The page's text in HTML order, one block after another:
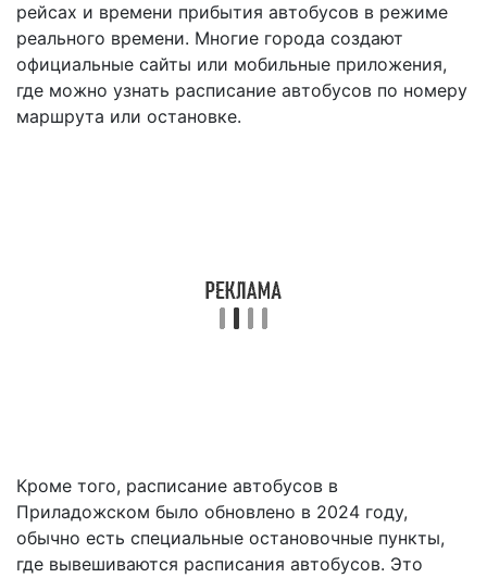
рейсах и времени прибытия автобусов в режиме
реального времени. Многие города создают
официальные сайты или мобильные приложения,
где можно узнать расписание автобусов по номеру
маршрута или остановке.
Кроме того, расписание автобусов в
Приладожском было обновлено в 2024 году,
обычно есть специальные остановочные пункты,
где вывешиваются расписания автобусов. Это